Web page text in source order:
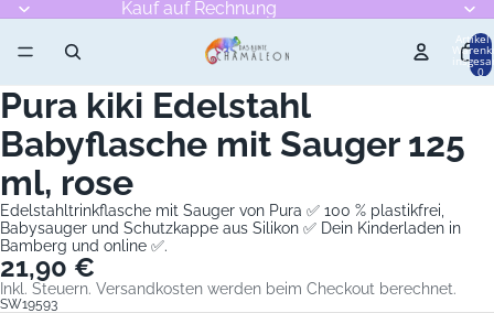
Kauf auf Rechnung
Artikel
0
Bild
im
Vollbildmodus
öffnen
Pura kiki Edelstahl
Babyflasche mit Sauger 125
ml, rose
Edelstahltrinkflasche mit Sauger von Pura ✅ 100 % plastikfrei,
Babysauger und Schutzkappe aus Silikon ✅ Dein Kinderladen in
Bamberg und online ✅.
21,90 €
Inkl. Steuern. Versandkosten werden beim Checkout berechnet.
SW19593